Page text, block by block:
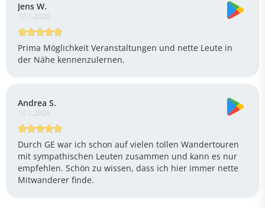
Jens W.
10.1.2026
Prima Möglichkeit Veranstaltungen und nette Leute in
der Nähe kennenzulernen.
Andrea S.
10.1.2026
Durch GE war ich schon auf vielen tollen Wandertouren
mit sympathischen Leuten zusammen und kann es nur
empfehlen. Schön zu wissen, dass ich hier immer nette
Mitwanderer finde.